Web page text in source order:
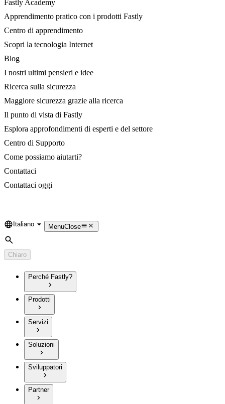
Fastly Academy
Apprendimento pratico con i prodotti Fastly
Centro di apprendimento
Scopri la tecnologia Internet
Blog
I nostri ultimi pensieri e idee
Ricerca sulla sicurezza
Maggiore sicurezza grazie alla ricerca
Il punto di vista di Fastly
Esplora approfondimenti di esperti e del settore
Centro di Supporto
Come possiamo aiutarti?
Contattaci
Contattaci oggi
Language
Italiano MenuClose
Cerca
Chiaro
Perché Fastly?
Prodotti
Servizi
Soluzioni
Sviluppatori
Partner